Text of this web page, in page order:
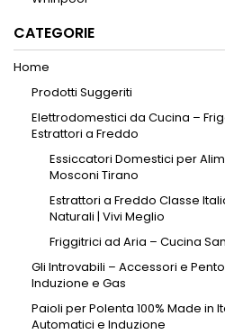
CATEGORIE
Home
Prodotti Suggeriti
Elettrodomestici da Cucina –
Estrattori a Freddo
Essiccatori Domestici per
Mosconi Tirano
Estrattori a Freddo Classe
Naturali | Vivi Meglio
Friggitrici ad Aria – Cucina
Gli Introvabili – Accessori e
Induzione e Gas
Paioli per Polenta 100% Made in
Automatici e Induzione